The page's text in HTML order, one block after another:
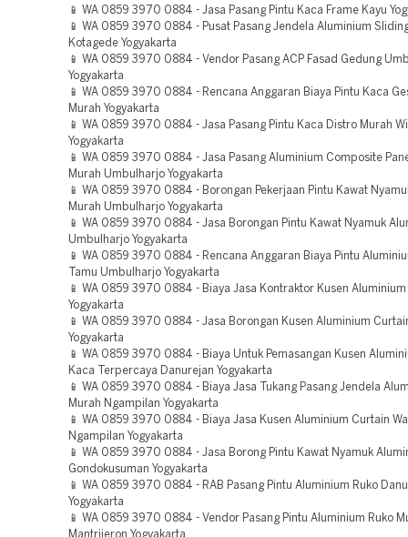
📱 WA 0859 3970 0884 - Jasa Pasang Pintu Kaca Frame Kayu
📱 WA 0859 3970 0884 - Pusat Pasang Jendela Aluminium
Kotagede Yogyakarta
📱 WA 0859 3970 0884 - Vendor Pasang ACP Fasad Gedung
Yogyakarta
📱 WA 0859 3970 0884 - Rencana Anggaran Biaya Pintu Kaca
Murah Yogyakarta
📱 WA 0859 3970 0884 - Jasa Pasang Pintu Kaca Distro Murah
Yogyakarta
📱 WA 0859 3970 0884 - Jasa Pasang Aluminium Composite
Murah Umbulharjo Yogyakarta
📱 WA 0859 3970 0884 - Borongan Pekerjaan Pintu Kawat
Murah Umbulharjo Yogyakarta
📱 WA 0859 3970 0884 - Jasa Borongan Pintu Kawat Nyamuk
Umbulharjo Yogyakarta
📱 WA 0859 3970 0884 - Rencana Anggaran Biaya Pintu
Tamu Umbulharjo Yogyakarta
📱 WA 0859 3970 0884 - Biaya Jasa Kontraktor Kusen
Yogyakarta
📱 WA 0859 3970 0884 - Jasa Borongan Kusen Aluminium
Yogyakarta
📱 WA 0859 3970 0884 - Biaya Untuk Pemasangan Kusen
Kaca Terpercaya Danurejan Yogyakarta
📱 WA 0859 3970 0884 - Biaya Jasa Tukang Pasang Jendela
Murah Ngampilan Yogyakarta
📱 WA 0859 3970 0884 - Biaya Jasa Kusen Aluminium Curtain
Ngampilan Yogyakarta
📱 WA 0859 3970 0884 - Jasa Borong Pintu Kawat Nyamuk
Gondokusuman Yogyakarta
📱 WA 0859 3970 0884 - RAB Pasang Pintu Aluminium Ruko
Yogyakarta
📱 WA 0859 3970 0884 - Vendor Pasang Pintu Aluminium Ruko
Mantrijeron Yogyakarta